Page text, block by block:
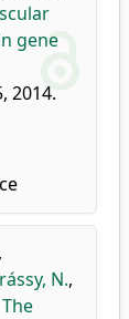
gene
2014.
,
N.,
The